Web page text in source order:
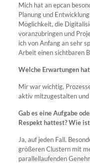
Mich hat an epcan
Planung und
Möglichkeit, die
voranzubringen und
ich von Anfang an sehr
Arbeit einen sichtbaren
Welche Erwartungen
Mir war wichtig,
aktiv mitzugestalten
Gab es eine Aufgabe
Respekt hattest? Wie
Ja, auf jeden Fall.
größeren Clustern mit
parallellaufenden